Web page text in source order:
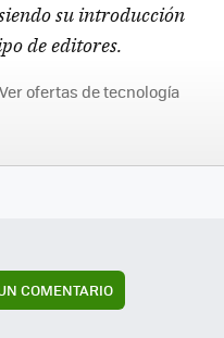
su introducción
de editores.
Ver ofertas de tecnología
COMENTARIO